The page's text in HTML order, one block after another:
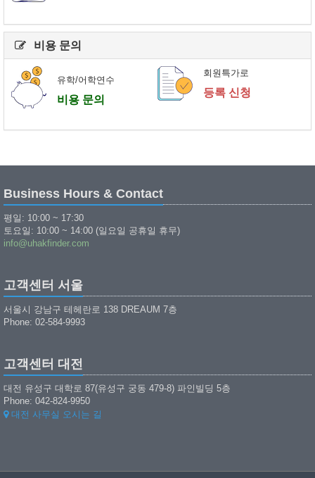
비용 문의
유학/어학연수
비용 문의
회원특가로
등록 신청
Business Hours & Contact
평일: 10:00 ~ 17:30
토요일: 10:00 ~ 14:00 (일요일 공휴일 휴무)
info@uhakfinder.com
고객센터 서울
서울시 강남구 테헤란로 138 DREAUM 7층
Phone: 02-584-9993
고객센터 대전
대전 유성구 대학로 87(유성구 궁동 479-8) 파인빌딩 5층
Phone: 042-824-9950
대전 사무실 오시는 길